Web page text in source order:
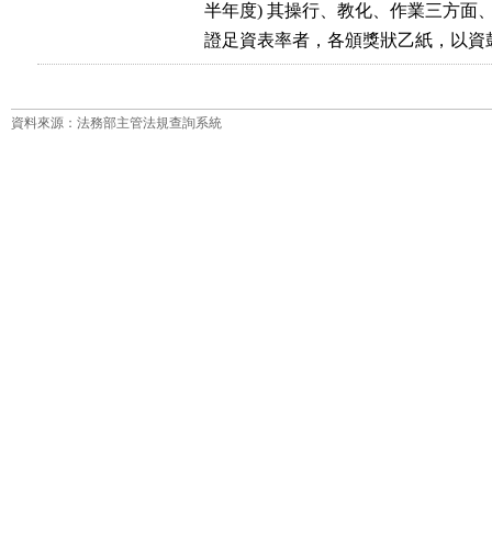
半年度) 其操行、教化、作業三方
證足資表率者，各頒獎狀乙紙，以資
資料來源：法務部主管法規查詢系統